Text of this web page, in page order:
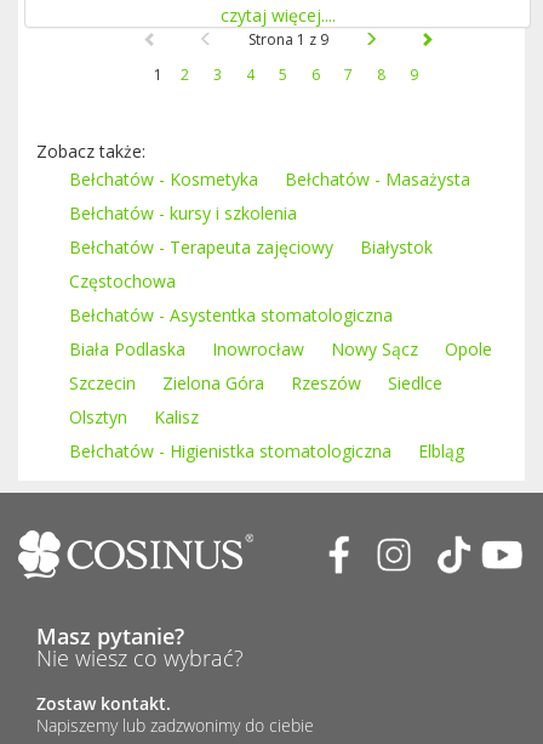
czytaj więcej....
Strona 1 z 9
1
2 3 4 5 6 7 8 9
Zobacz także:
Bełchatów - Kosmetyka
Bełchatów - Masażysta
Bełchatów - kursy i szkolenia
Bełchatów - Terapeuta zajęciowy
Białystok
Częstochowa
Bełchatów - Asystentka stomatologiczna
Biała Podlaska
Inowrocław Nowy Sącz
Opole
Szczecin
Zielona Góra Rzeszów
Siedlce
Olsztyn
Kalisz
Bełchatów - Higienistka stomatologiczna
Elbląg
Masz pytanie?
Nie wiesz co wybrać?
Zostaw kontakt.
Napiszemy lub zadzwonimy do ciebie